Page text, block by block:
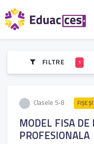
FILTRE 1
Clasele 5-8 FIŞE
MODEL FISA DE
PROFESIONALA